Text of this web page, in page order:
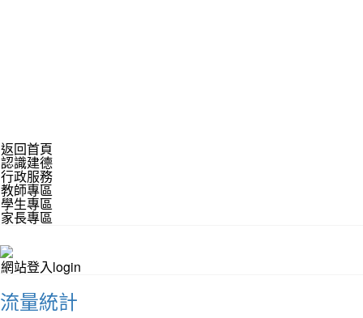
返回首頁
認識建德
行政服務
教師專區
學生專區
家長專區
網站登入login
流量統計